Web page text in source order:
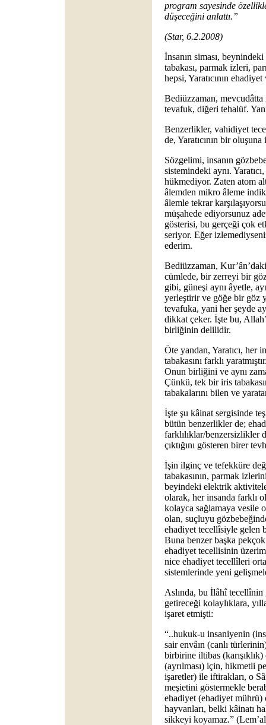
program sayesinde
düşeceğini anlattı.”
(Star, 6.2.2008)
İnsanın siması,
tabakası, parmak izleri,
hepsi, Yaratıcının
Bediüzzaman,
tevafuk, diğeri tehalüf.
Benzerlikler, vahidiyet
de, Yaratıcının bir
Sözgelimi, insanın
sistemindeki aynı.
hükmediyor. Zaten atom
âlemden mikro âleme
âlemle tekrar
müşahede ediyorsunuz
gösterisi, bu gerçeği çok
seriyor. Eğer
ederim.
Bediüzzaman,
cümlede, bir zerreyi bir
gibi, güneşi aynı âyetle,
yerleştirir ve göğe bir göz
tevafuka, yani her şeyde
dikkat çeker. İşte bu,
birliğinin delilidir.
Öte yandan, Yaratıcı, her
tabakasını farklı
Onun birliğini ve aynı
Çünkü, tek bir iris
tabakalarını bilen ve
İşte şu kâinat sergisinde
bütün benzerlikler de;
farklılıklar/benzersizlikler
çıktığını gösteren birer
İşin ilginç ve tefekküre
tabakasının, parmak
beyindeki elektrik
olarak, her insanda farklı
kolayca sağlamaya vesile
olan, suçluyu
ehadiyet tecellîsiyle gelen
Buna benzer başka
ehadiyet tecellisinin
nice ehadiyet tecellîleri
sistemlerinde yeni
Aslında, bu İlâhî tecellînin
getireceği kolaylıklara,
işaret etmişti:
“..hukuk-u insaniyenin
sair envâın (canlı
birbirine iltibas
(ayrılması) için, hikmetli
işaretler) ile iftirakları, o
meşietini göstermekle
ehadiyet (ehadiyet
hayvanları, belki kâinatı
sikkeyi koyamaz.”